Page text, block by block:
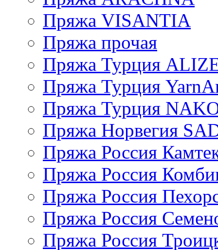
Пряжа VISANTIA
Пряжа прочая
Пряжа Турция
Пряжа Турция
Пряжа Турция
Пряжа Норвегия
Пряжа Россия
Пряжа Россия
Пряжа Россия
Пряжа Россия
Пряжа Россия